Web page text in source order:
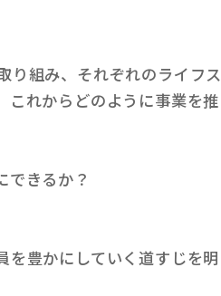
り組み、それぞれのライフス
これからどのように事業を推
できるか？
を豊かにしていく道すじを明